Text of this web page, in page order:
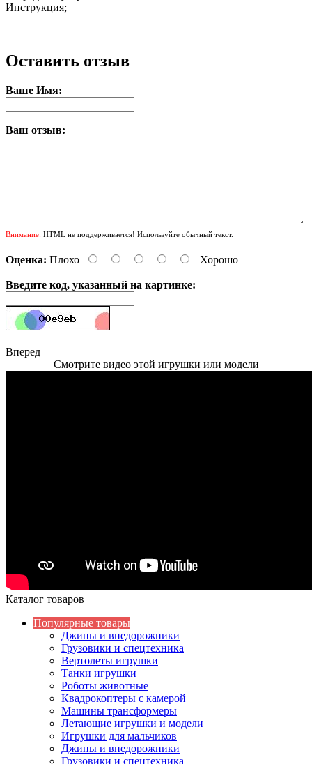
Инструкция;
Оставить отзыв
Ваше Имя:
Ваш отзыв:
Внимание: HTML не поддерживается! Используйте обычный текст.
Оценка: Плохо Хорошо
Введите код, указанный на картинке:
Вперед
Смотрите видео этой игрушки или модели
Каталог товаров
Популярные товары
Джипы и внедорожники
Грузовики и спецтехника
Вертолеты игрушки
Танки игрушки
Роботы животные
Квадрокоптеры с камерой
Машины трансформеры
Летающие игрушки и модели
Игрушки для мальчиков
Джипы и внедорожники
Грузовики и спецтехника